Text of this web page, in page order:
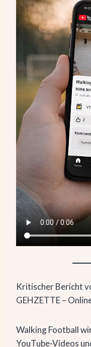
Kritischer Bericht
GEHZETTE –
Walking Football
YouTube-Videos